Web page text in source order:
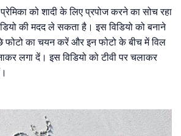
को शादी के लिए प्रपोज करने का सोच रहा
की मदद ले सकता है। इस विडियो को बनाने
का चयन करें और इन फोटो के बीच में विल
लगा दें। इस विडियो को टीवी पर चलाकर